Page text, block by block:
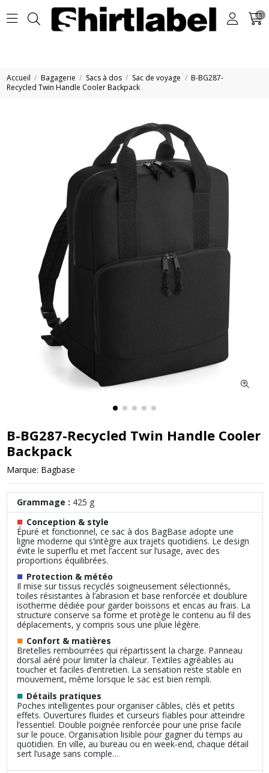
0
Accueil Bagagerie Sacs à dos Sac de voyage
B-BG287-
Recycled Twin Handle Cooler Backpack
B-BG287-Recycled Twin Handle Cooler
Backpack
Marque: Bagbase
Grammage : 425 g
■ Conception & style
Épuré et fonctionnel, ce sac à dos BagBase adopte une
ligne moderne qui s’intègre aux trajets quotidiens. Le design
évite le superflu et met l’accent sur l’usage, avec des
proportions équilibrées.
■ Protection & météo
Il mise sur tissus recyclés soigneusement sélectionnés,
toiles résistantes à l’abrasion et base renforcée et doublure
isotherme dédiée pour garder boissons et encas au frais. La
structure conserve sa forme et protège le contenu au fil des
déplacements, y compris sous une pluie légère.
■ Confort & matières
Bretelles rembourrées qui répartissent la charge. Panneau
dorsal aéré pour limiter la chaleur. Textiles agréables au
toucher et faciles d’entretien. La sensation reste stable en
mouvement, même lorsque le sac est bien rempli.
■ Détails pratiques
Poches intelligentes pour organiser câbles, clés et petits
effets. Ouvertures fluides et curseurs fiables pour atteindre
l’essentiel. Double poignée renforcée pour une prise facile
sur le pouce. Organisation lisible pour gagner du temps au
quotidien. En ville, au bureau ou en week‑end, chaque détail
sert l’usage sans comple…